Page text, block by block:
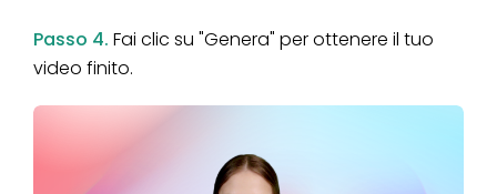
Passo 4. Fai clic su "Genera" per ottenere il tuo
video finito.